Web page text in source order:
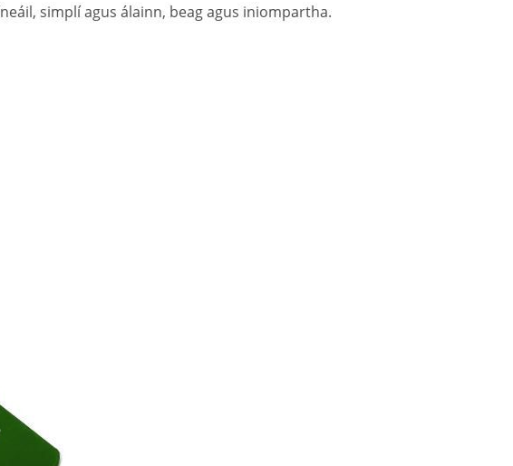
simplí agus álainn, beag agus iniompartha.